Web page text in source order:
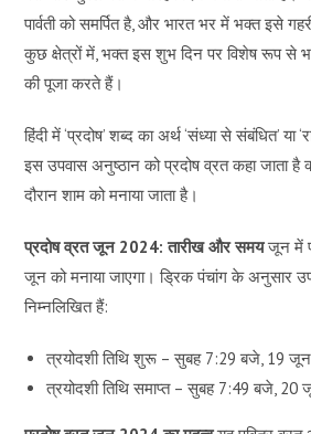
पार्वती को समर्पित है, और भारत भर में भक्त इसे
कुछ क्षेत्रों में, भक्त इस शुभ दिन पर विशेष रूप से
की पूजा करते हैं।
हिंदी में ‘प्रदोष’ शब्द का अर्थ ‘संध्या से संबंधित’ या
इस उपवास अनुष्ठान को प्रदोष व्रत कहा जाता है
दौरान शाम को मनाया जाता है।
प्रदोष व्रत जून 2024: तारीख और समयजून में
जून को मनाया जाएगा। ड्रिक पंचांग के अनुसार
निम्नलिखित हैं:
त्रयोदशी तिथि शुरू – सुबह 7:29 बजे, 19
त्रयोदशी तिथि समाप्त – सुबह 7:49 बजे,